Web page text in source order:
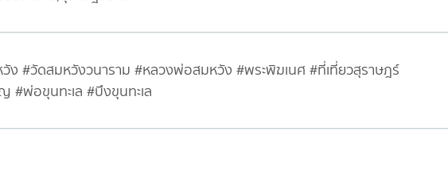
ง #วัดสมหวังวนาราม #หลวงพ่อสมหวัง #พระพิฆเนศ #ที่เที่ยวสุราษฎร์
#พ่อขุนทะเล #บึงขุนทะเล